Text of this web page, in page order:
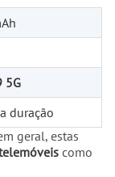
5G
duração
geral, estas
como